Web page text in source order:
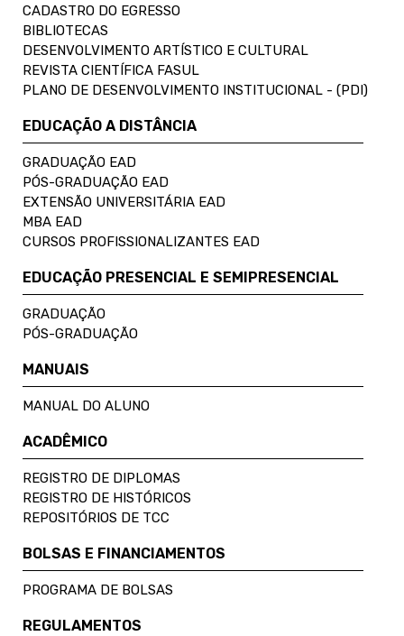
CADASTRO DO EGRESSO
BIBLIOTECAS
DESENVOLVIMENTO ARTÍSTICO E CULTURAL
REVISTA CIENTÍFICA FASUL
PLANO DE DESENVOLVIMENTO INSTITUCIONAL - (PDI)
EDUCAÇÃO A DISTÂNCIA
GRADUAÇÃO EAD
PÓS-GRADUAÇÃO EAD
EXTENSÃO UNIVERSITÁRIA EAD
MBA EAD
CURSOS PROFISSIONALIZANTES EAD
EDUCAÇÃO PRESENCIAL E SEMIPRESENCIAL
GRADUAÇÃO
PÓS-GRADUAÇÃO
MANUAIS
MANUAL DO ALUNO
ACADÊMICO
REGISTRO DE DIPLOMAS
REGISTRO DE HISTÓRICOS
REPOSITÓRIOS DE TCC
BOLSAS E FINANCIAMENTOS
PROGRAMA DE BOLSAS
REGULAMENTOS